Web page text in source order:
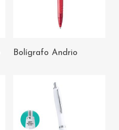
AÑADIR AL
Bolígrafo Andrio